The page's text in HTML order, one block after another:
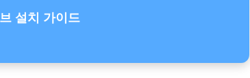
설치 가이드